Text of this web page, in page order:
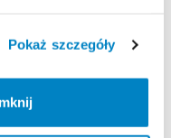
Pokaż szczegóły
do samochodów